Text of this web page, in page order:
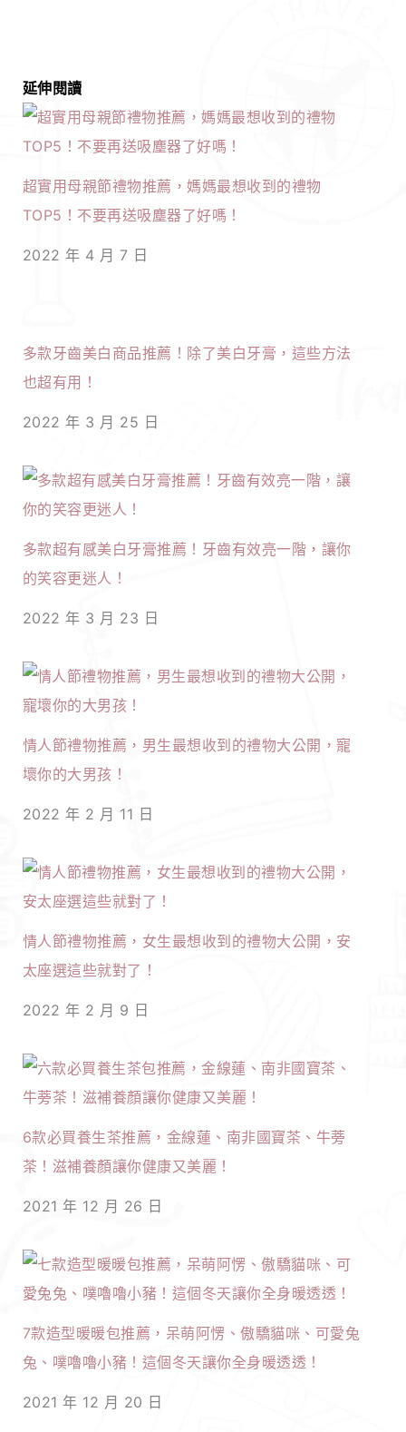
延伸閱讀
超實用母親節禮物推薦，媽媽最想收到的禮物
TOP5！不要再送吸塵器了好嗎！
2022 年 4 月 7 日
多款牙齒美白商品推薦！除了美白牙膏，這些方法
也超有用！
2022 年 3 月 25 日
多款超有感美白牙膏推薦！牙齒有效亮一階，讓你
的笑容更迷人！
2022 年 3 月 23 日
情人節禮物推薦，男生最想收到的禮物大公開，寵
壞你的大男孩！
2022 年 2 月 11 日
情人節禮物推薦，女生最想收到的禮物大公開，安
太座選這些就對了！
2022 年 2 月 9 日
6款必買養生茶推薦，金線蓮、南非國寶茶、牛蒡
茶！滋補養顏讓你健康又美麗！
2021 年 12 月 26 日
7款造型暖暖包推薦，呆萌阿愣、傲驕貓咪、可愛兔
兔、噗嚕嚕小豬！這個冬天讓你全身暖透透！
2021 年 12 月 20 日